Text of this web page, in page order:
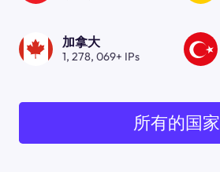
加拿大
1, 278, 069+ IPs
所有的国家